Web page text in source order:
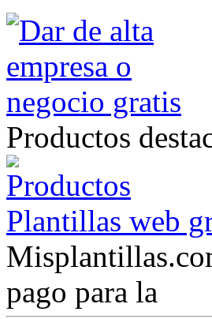
Productos
Plantillas web
pago para la